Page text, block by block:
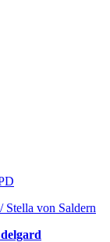
von Saldern